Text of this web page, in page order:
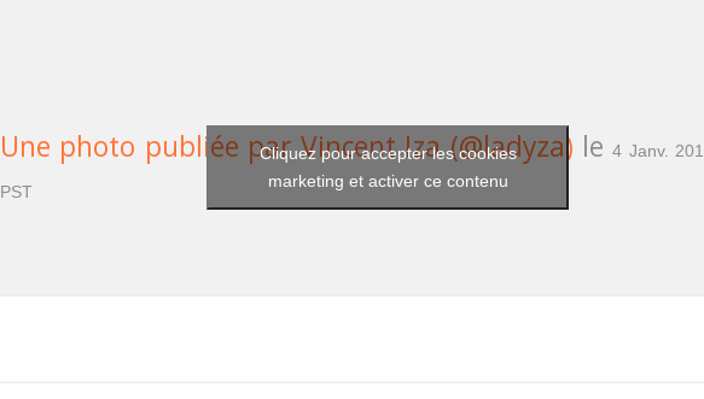
Une photo publiée par Vincent Iza (@ladyza) le4 Janv.
PST
Cliquez pour accepter les cookies
marketing et activer ce contenu